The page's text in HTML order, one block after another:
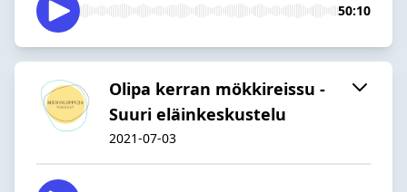
50:10
Olipa kerran mökkireissu -
Suuri eläinkeskustelu
2021-07-03